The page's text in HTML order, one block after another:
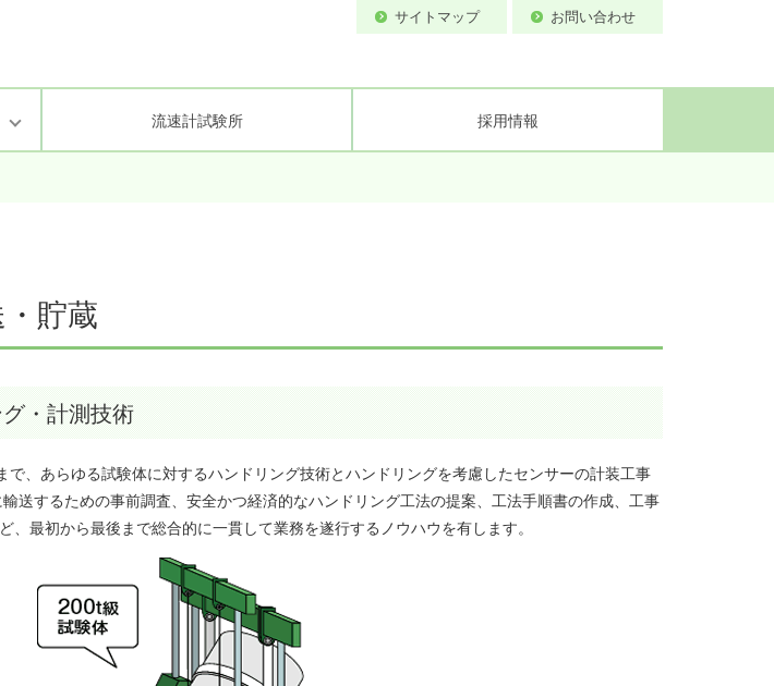
サイトマップ お問い合わせ
支援対策行動計画
流速計試験所 採用情報
貯蔵
・計測技術
で、あらゆる試験体に対するハンドリング技術とハンドリングを考慮したセンサーの計装工事
送するための事前調査、安全かつ経済的なハンドリング工法の提案、工法手順書の作成、工事
、最初から最後まで総合的に一貫して業務を遂行するノウハウを有します。